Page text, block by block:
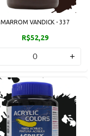
MARROM VANDICK - 337
R$52,29
+